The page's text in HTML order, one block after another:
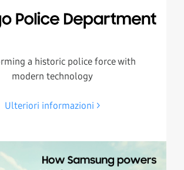
a historic police force with
modern technology
Ulteriori informazioni